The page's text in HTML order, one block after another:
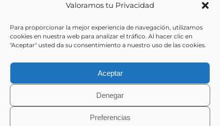
Valoramos tu Privacidad
Para proporcionar la mejor experiencia de navegación, utilizamos
cookies en nuestra web para analizar el tráfico. Al hacer clic en
"Aceptar" usted da su consentimiento a nuestro uso de las cookies.
Aceptar
Denegar
Preferencias
© Copyright 1993 -2026 | Sigesa Sistemas de Gestión
Sanitaria | All Rights Reserved